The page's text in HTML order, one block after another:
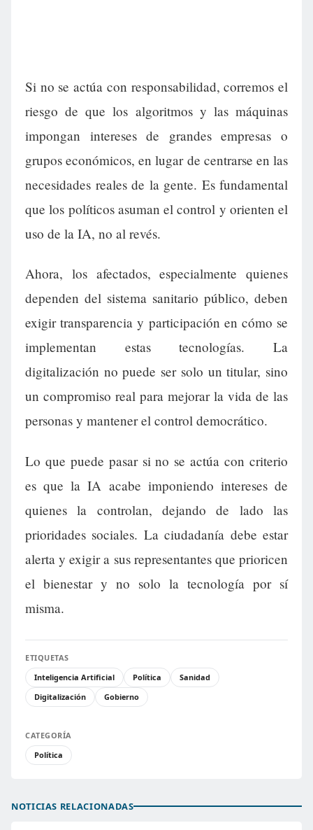
Si no se actúa con responsabilidad, corremos el
riesgo de que los algoritmos y las máquinas
impongan intereses de grandes empresas o
grupos económicos, en lugar de centrarse en las
necesidades reales de la gente. Es fundamental
que los políticos asuman el control y orienten el
uso de la IA, no al revés.
Ahora, los afectados, especialmente quienes
dependen del sistema sanitario público, deben
exigir transparencia y participación en cómo se
implementan estas tecnologías. La
digitalización no puede ser solo un titular, sino
un compromiso real para mejorar la vida de las
personas y mantener el control democrático.
Lo que puede pasar si no se actúa con criterio
es que la IA acabe imponiendo intereses de
quienes la controlan, dejando de lado las
prioridades sociales. La ciudadanía debe estar
alerta y exigir a sus representantes que prioricen
el bienestar y no solo la tecnología por sí
misma.
ETIQUETAS
Inteligencia Artificial
Política
Sanidad
Digitalización
Gobierno
CATEGORÍA
Política
NOTICIAS RELACIONADAS